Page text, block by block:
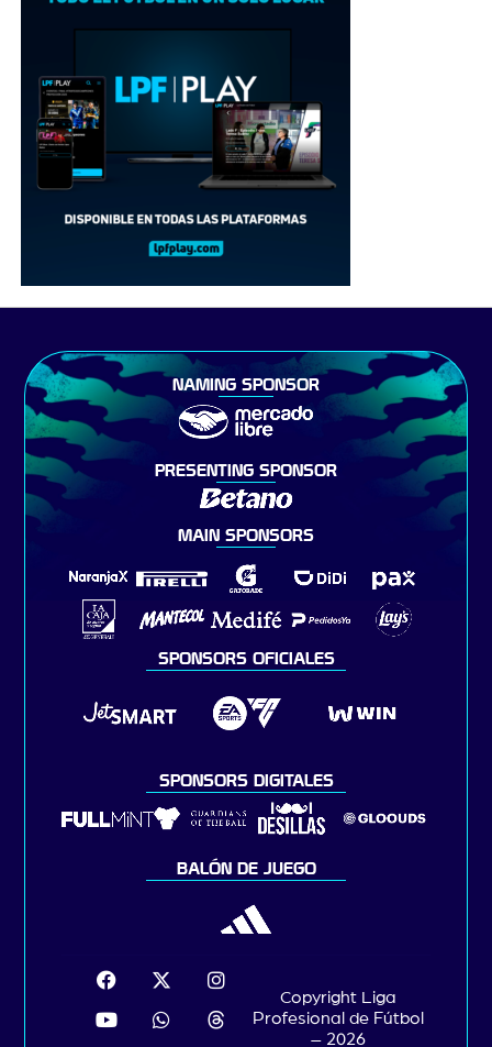
NAMING SPONSOR
PRESENTING SPONSOR
MAIN SPONSORS
SPONSORS OFICIALES
SPONSORS DIGITALES
BALÓN DE JUEGO
Copyright Liga
Profesional de Fútbol
– 2026